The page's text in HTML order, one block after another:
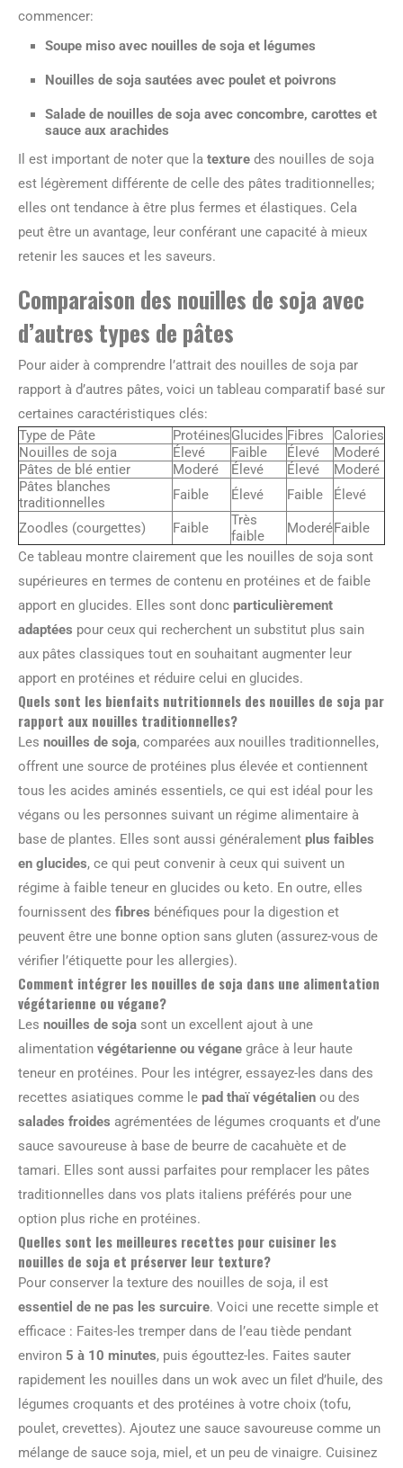
commencer:
Soupe miso avec nouilles de soja et légumes
Nouilles de soja sautées avec poulet et poivrons
Salade de nouilles de soja avec concombre, carottes et
sauce aux arachides
Il est important de noter que la texture des nouilles de soja
est légèrement différente de celle des pâtes traditionnelles;
elles ont tendance à être plus fermes et élastiques. Cela
peut être un avantage, leur conférant une capacité à mieux
retenir les sauces et les saveurs.
Comparaison des nouilles de soja avec
d’autres types de pâtes
Pour aider à comprendre l’attrait des nouilles de soja par
rapport à d’autres pâtes, voici un tableau comparatif basé sur
certaines caractéristiques clés:
Type de Pâte
ProtéinesGlucides Fibres
Calories
Nouilles de soja
Élevé Faible Élevé
Moderé
Pâtes de blé entier
Moderé Élevé Élevé
Moderé
Pâtes blanches
traditionnelles
Faible Élevé Faible Élevé
Zoodles (courgettes) Faible
Très
faible
ModeréFaible
Ce tableau montre clairement que les nouilles de soja sont
supérieures en termes de contenu en protéines et de faible
apport en glucides. Elles sont donc particulièrement
adaptées pour ceux qui recherchent un substitut plus sain
aux pâtes classiques tout en souhaitant augmenter leur
apport en protéines et réduire celui en glucides.
Quels sont les bienfaits nutritionnels des nouilles de soja par
rapport aux nouilles traditionnelles?
Les nouilles de soja, comparées aux nouilles traditionnelles,
offrent une source de protéines plus élevée et contiennent
tous les acides aminés essentiels, ce qui est idéal pour les
végans ou les personnes suivant un régime alimentaire à
base de plantes. Elles sont aussi généralement plus faibles
en glucides, ce qui peut convenir à ceux qui suivent un
régime à faible teneur en glucides ou keto. En outre, elles
fournissent des fibres bénéfiques pour la digestion et
peuvent être une bonne option sans gluten (assurez-vous de
vérifier l’étiquette pour les allergies).
Comment intégrer les nouilles de soja dans une alimentation
végétarienne ou végane?
Les nouilles de soja sont un excellent ajout à une
alimentation végétarienne ou végane grâce à leur haute
teneur en protéines. Pour les intégrer, essayez-les dans des
recettes asiatiques comme le pad thaï végétalien ou des
salades froides agrémentées de légumes croquants et d’une
sauce savoureuse à base de beurre de cacahuète et de
tamari. Elles sont aussi parfaites pour remplacer les pâtes
traditionnelles dans vos plats italiens préférés pour une
option plus riche en protéines.
Quelles sont les meilleures recettes pour cuisiner les
nouilles de soja et préserver leur texture?
Pour conserver la texture des nouilles de soja, il est
essentiel de ne pas les surcuire. Voici une recette simple et
efficace : Faites-les tremper dans de l’eau tiède pendant
environ 5 à 10 minutes, puis égouttez-les. Faites sauter
rapidement les nouilles dans un wok avec un filet d’huile, des
légumes croquants et des protéines à votre choix (tofu,
poulet, crevettes). Ajoutez une sauce savoureuse comme un
mélange de sauce soja, miel, et un peu de vinaigre. Cuisinez